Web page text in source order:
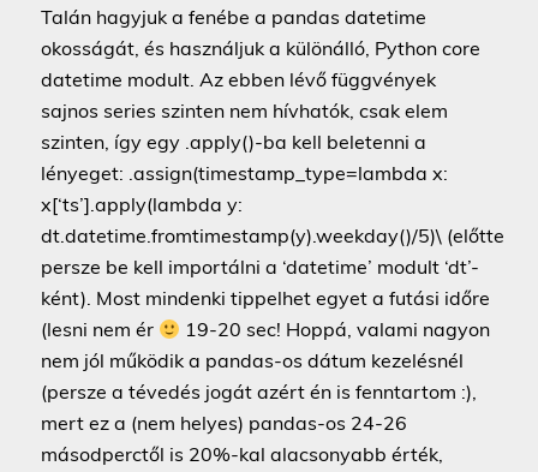
Talán hagyjuk a fenébe a pandas datetime
okosságát, és használjuk a különálló, Python core
datetime modult. Az ebben lévő függvények
sajnos series szinten nem hívhatók, csak elem
szinten, így egy .apply()-ba kell beletenni a
lényeget: .assign(timestamp_type=lambda x:
x[‘ts’].apply(lambda y:
dt.datetime.fromtimestamp(y).weekday()/5)\ (előtte
persze be kell importálni a ‘datetime’ modult ‘dt’-
ként). Most mindenki tippelhet egyet a futási időre
(lesni nem ér
19-20 sec! Hoppá, valami nagyon
nem jól működik a pandas-os dátum kezelésnél
(persze a tévedés jogát azért én is fenntartom :),
mert ez a (nem helyes) pandas-os 24-26
másodperctől is 20%-kal alacsonyabb érték,